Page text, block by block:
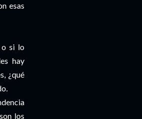
esas
o si lo
hay
¿qué
los